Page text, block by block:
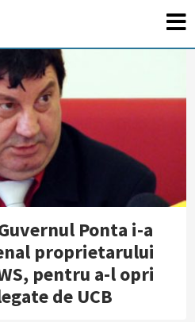
Ponta i-a
proprietarului
pentru a-l opri
de UCB